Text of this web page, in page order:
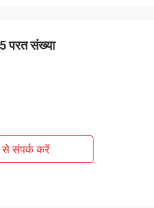
हुए हैं।यह एक आपूर्तिकर्ता के
परत संख्या
संपर्क करें